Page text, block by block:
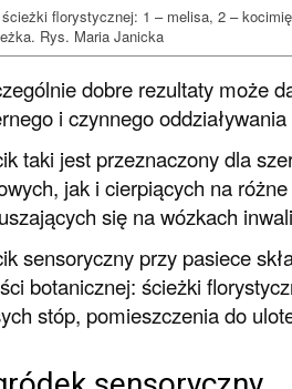
florystycznej: 1 – melisa, 2 –
Rys. Maria Janicka
dobre rezultaty może
i czynnego
taki jest przeznaczony dla
jak i cierpiących na
się na wózkach
sensoryczny przy pasiece
botanicznej: ścieżki
stóp, pomieszczenia do